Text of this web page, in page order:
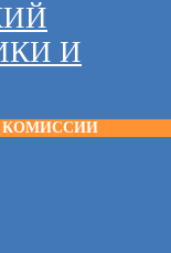
И
КОМИССИИ